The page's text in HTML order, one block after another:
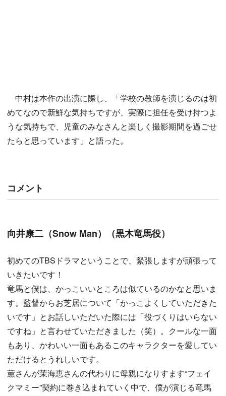
中村は本作の出演に際し、「学校の教師を演じるのは初
めてなので新鮮な気持ちですが、実際に担任を受け持つよ
うな気持ちで、児童のみなさんと楽しく撮影期間を過ごせ
たらと思っています」と語った。
コメント
向井康二（Snow Man）（黒木竜馬役）
初めてのTBSドラマということで、緊張しますが頑張って
いきたいです！
竜馬と僕は、かっこいいところは似ているのかなと思いま
す。監督からお芝居について「かっこよくしていただきた
いです」とお話しいただいた際には「役づくりはいらない
ですね」と言わせていただきました（笑）。クールな一面
もあり、かわいい一面もあるこのキャラクターを愛してい
ただけるとうれしいです。
薫さんが茉海恵さんの代わりに母親になりすます“フェイ
クマミー”契約に巻き込まれていく中で、僕が演じる竜馬